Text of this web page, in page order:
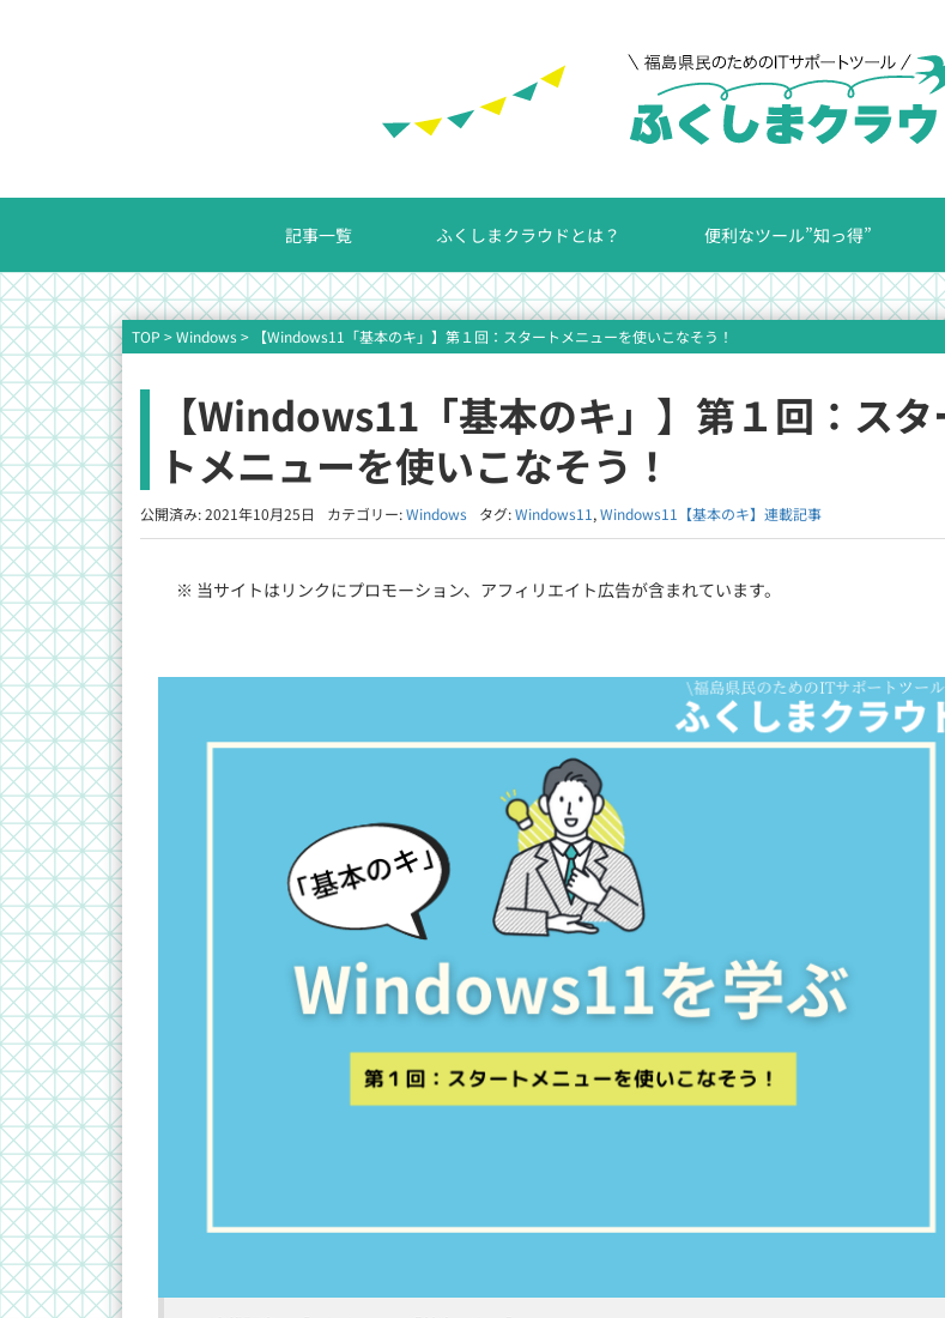
記事一覧 ふくしまクラウドとは？ 便利なツール”知っ得”
TOP >Windows> 【Windows11「基本のキ」】第１回：スタートメニューを使いこなそう！
【Windows11「基本のキ」】第１回：スタ
トメニューを使いこなそう！
公開済み: 2021年10月25日 カテゴリー:Windows タグ:Windows11 ,Windows11【基本のキ】連載記事
※ 当サイトはリンクにプロモーション、アフィリエイト広告が含まれています。